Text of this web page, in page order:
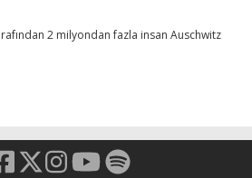
2 milyondan fazla insan Auschwitz